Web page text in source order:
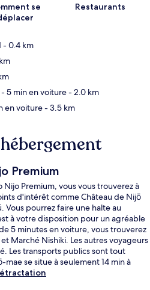
se
Restaurants
- 0.4 km
- 5 min en voiture- 2.0 km
en voiture- 3.5 km
Premium
Premium, vous vous trouverez à
d'intérêt comme Château de Nijō
Vous pourrez faire une halte au
à votre disposition pour un agréable
5 minutes en voiture, vous trouverez
Marché Nishiki. Les autres voyageurs
Les transports publics sont tout
se situe à seulement 14 min à